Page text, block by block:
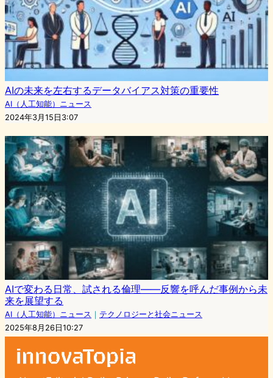
AIの未来を左右するデータバイアス対策の重要性
AI（人工知能）ニュース
2024年3月15日3:07
AIで変わる日常、試される倫理――反響を呼んだ事例から未
来を展望する
AI（人工知能）ニュース ｜ テクノロジーと社会ニュース
2025年8月26日10:27